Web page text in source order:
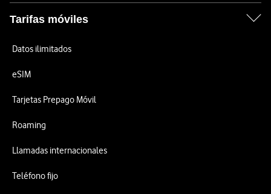
Tarifas móviles
Datos ilimitados
eSIM
Tarjetas Prepago Móvil
Roaming
Llamadas internacionales
Teléfono fijo